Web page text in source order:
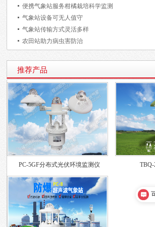
便携气象站服务柑橘栽培科学监测
气象站设备可无人值守
气象站传输方式灵活多样
农田站助力病虫害防治
推荐产品
PC-5GF分布式光伏环境监测仪